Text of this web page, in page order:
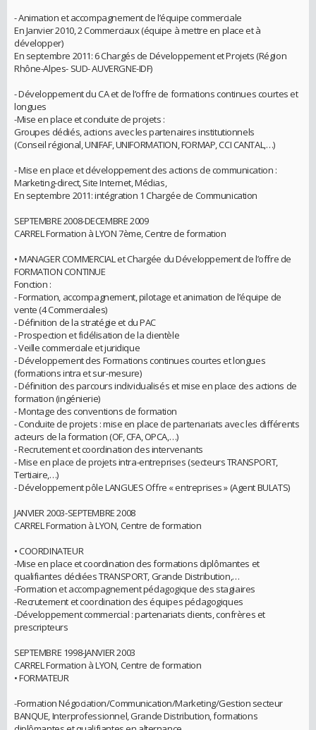
- Animation et accompagnement de l’équipe commerciale
En Janvier 2010, 2 Commerciaux (équipe à mettre en place et à
développer)
En septembre 2011: 6 Chargés de Développement et Projets (Région
Rhône-Alpes- SUD- AUVERGNE-IDF)
- Développement du CA et de l’offre de formations continues courtes et
longues
-Mise en place et conduite de projets :
Groupes dédiés, actions avec les partenaires institutionnels
(Conseil régional, UNIFAF, UNIFORMATION, FORMAP, CCI CANTAL,…)
- Mise en place et développement des actions de communication :
Marketing-direct, Site Internet, Médias,
En septembre 2011: intégration 1 Chargée de Communication
SEPTEMBRE 2008-DECEMBRE 2009
CARREL Formation à LYON 7ème, Centre de formation
• MANAGER COMMERCIAL et Chargée du Développement de l’offre de
FORMATION CONTINUE
Fonction :
- Formation, accompagnement, pilotage et animation de l’équipe de
vente (4 Commerciales)
- Définition de la stratégie et du PAC
- Prospection et fidélisation de la clientèle
- Veille commerciale et juridique
- Développement des Formations continues courtes et longues
(formations intra et sur-mesure)
- Définition des parcours individualisés et mise en place des actions de
formation (ingénierie)
- Montage des conventions de formation
- Conduite de projets : mise en place de partenariats avec les différents
acteurs de la formation (OF, CFA, OPCA,…)
- Recrutement et coordination des intervenants
- Mise en place de projets intra-entreprises (secteurs TRANSPORT,
Tertiaire,…)
- Développement pôle LANGUES Offre « entreprises » (Agent BULATS)
JANVIER 2003-SEPTEMBRE 2008
CARREL Formation à LYON, Centre de formation
• COORDINATEUR
-Mise en place et coordination des formations diplômantes et
qualifiantes dédiées TRANSPORT, Grande Distribution,…
-Formation et accompagnement pédagogique des stagiaires
-Recrutement et coordination des équipes pédagogiques
-Développement commercial : partenariats clients, confrères et
prescripteurs
SEPTEMBRE 1998-JANVIER 2003
CARREL Formation à LYON, Centre de formation
• FORMATEUR
-Formation Négociation/Communication/Marketing/Gestion secteur
BANQUE, Interprofessionnel, Grande Distribution, formations